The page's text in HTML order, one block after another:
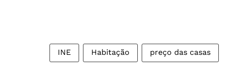
INE Habitação preço das casas